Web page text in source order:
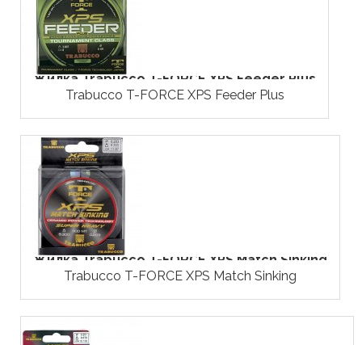
Жилка Trabucco T-FORCE XPS Feeder Plus
Trabucco T-FORCE XPS Feeder Plus
Жилка Trabucco T-FORCE XPS Match Sinking
Trabucco T-FORCE XPS Match Sinking